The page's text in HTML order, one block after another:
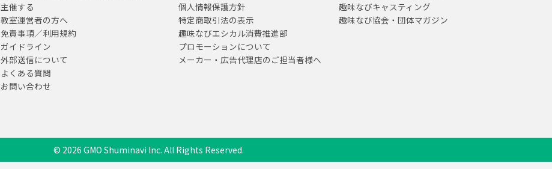
主催する
教室運営者の方へ
免責事項／利用規約
ガイドライン
外部送信について
よくある質問
お問い合わせ
個人情報保護方針
特定商取引法の表示
趣味なびエシカル消費推進部
プロモーションについて
メーカー・広告代理店のご担当者様へ
趣味なびキャスティング
趣味なび協会・団体マガジン
© 2026 GMO Shuminavi Inc. All Rights Reserved.